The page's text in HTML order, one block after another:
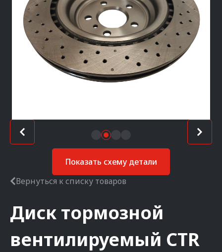
Показать схему детали
Вернуться к списку товаров
Диск тормозной
вентилируемый CTR